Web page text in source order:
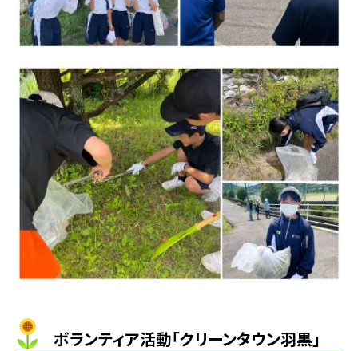
ボランティア活動「クリーンタウン羽黒」